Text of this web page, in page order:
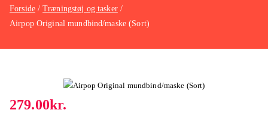
Forside
Træningstøj og tasker
Airpop Original mundbind/maske (Sort)
279.00kr.